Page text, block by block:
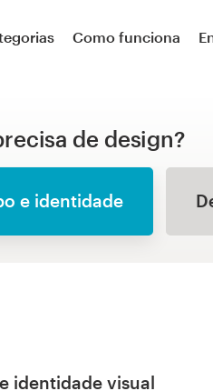
Como funciona
de design?
e identidade
identidade visual